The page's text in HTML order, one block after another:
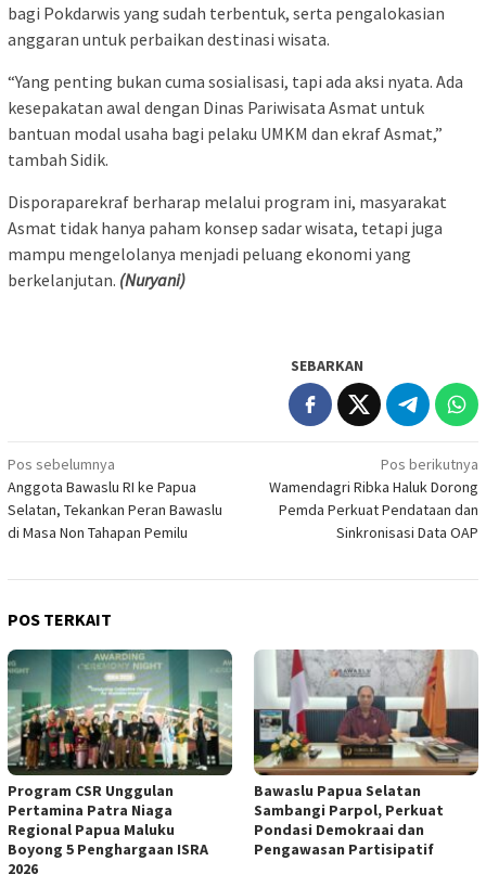
bagi Pokdarwis yang sudah terbentuk, serta pengalokasian
anggaran untuk perbaikan destinasi wisata.
“Yang penting bukan cuma sosialisasi, tapi ada aksi nyata. Ada
kesepakatan awal dengan Dinas Pariwisata Asmat untuk
bantuan modal usaha bagi pelaku UMKM dan ekraf Asmat,”
tambah Sidik.
Disporaparekraf berharap melalui program ini, masyarakat
Asmat tidak hanya paham konsep sadar wisata, tetapi juga
mampu mengelolanya menjadi peluang ekonomi yang
berkelanjutan. (Nuryani)
SEBARKAN
Navigasi
pos
Pos sebelumnya
Anggota Bawaslu RI ke Papua
Selatan, Tekankan Peran Bawaslu
di Masa Non Tahapan Pemilu
Pos berikutnya
Wamendagri Ribka Haluk Dorong
Pemda Perkuat Pendataan dan
Sinkronisasi Data OAP
POS TERKAIT
Program CSR Unggulan
Pertamina Patra Niaga
Regional Papua Maluku
Boyong 5 Penghargaan ISRA
2026
Bawaslu Papua Selatan
Sambangi Parpol, Perkuat
Pondasi Demokraai dan
Pengawasan Partisipatif